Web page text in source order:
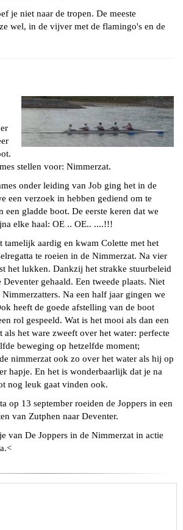
je niet naar de tropen. De meeste
wel, in de vijver met de flamingo's en de
stellen voor: Nimmerzat.
onder leiding van Job ging het in de
een verzoek in hebben gediend om te
een gladde boot. De eerste keren dat we
elke haal: OE .. OE.. ....!!!
tamelijk aardig en kwam Colette met het
te roeien in de Nimmerzat. Na vier
het lukken. Dankzij het strakke stuurbeleid
gehaald. Een tweede plaats. Niet
Na een half jaar gingen we
heeft de goede afstelling van de boot
rol gespeeld. Wat is het mooi als dan een
als het ware zweeft over het water: perfecte
beweging op hetzelfde moment;
nimmerzat ook zo over het water als hij op
hapje. En het is wonderbaarlijk dat je na
nog leuk gaat vinden ook.
op 13 september roeiden de Joppers in een
van Zutphen naar Deventer.
van De Joppers in de Nimmerzat in actie